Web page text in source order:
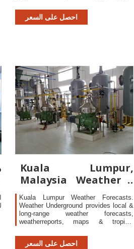
احصل على السعر
Kuala Lumpur,
Malaysia Weather -
Weather
Underground
Kuala Lumpur Weather Forecasts.
Weather Underground provides local &
long-range weather forecasts,
weatherreports, maps & tropical
Lumpur area.
احصل على السعر